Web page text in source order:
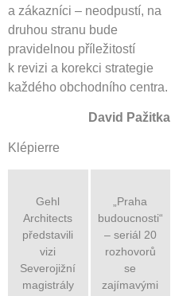
a zákazníci – neodpustí, na
druhou stranu bude
pravidelnou příležitostí
k revizi a korekci strategie
každého obchodního centra.
David Pažitka
Klépierre
Gehl
Architects
představili
vizi
Severojižní
magistrály
„Praha
budoucnosti“
– seriál 20
rozhovorů
se
zajímavými